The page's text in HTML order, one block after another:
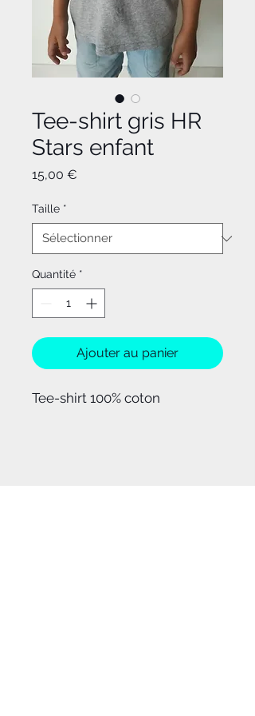
Tee-shirt gris HR
Stars enfant
15,00 €
Taille *
Quantité *
Ajouter au panier
Tee-shirt 100% coton